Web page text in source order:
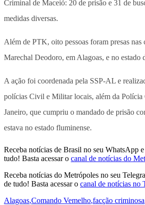
Criminal de Maceió: 20 de prisão e 31 de
medidas diversas.
Além de PTK, oito pessoas foram presas nas
Marechal Deodoro, em Alagoas, e no estado
A ação foi coordenada pela SSP-AL e
polícias Civil e Militar locais, além da
Janeiro, que cumpriu o mandado de prisão
estava no estado fluminense.
Receba notícias de Brasil no seu WhatsApp
tudo! Basta acessar o canal de notícias do
Receba notícias do Metrópoles no seu
de tudo! Basta acessar o canal de notícias no
Alagoas,Comando Vemelho,facção criminosa